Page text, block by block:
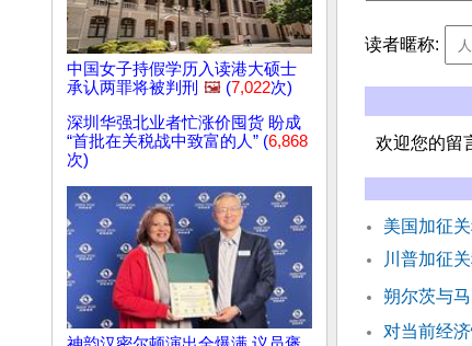
中国女子持假学历入读港大硕士
承认两罪将被判刑 🖼️ (7,022次)
深圳华强北业者忙涨价囤货 盼成
“首批在关税战中致富的人” (6,868
次)
读者暱称:
欢迎您的留
美国加征
川普加征
朔尔茨与
对当前经